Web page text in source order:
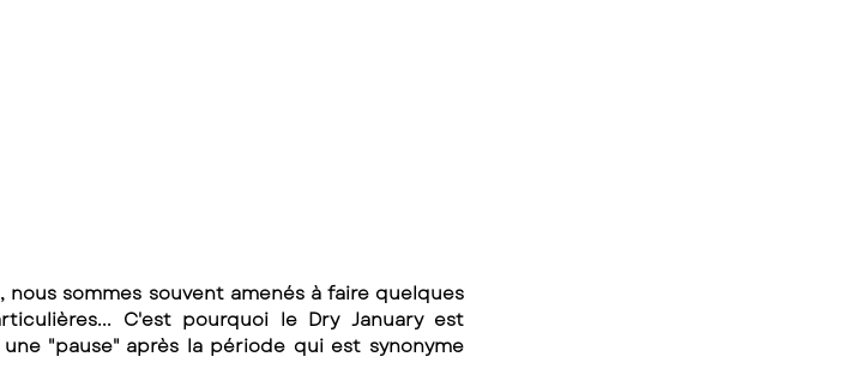
sommes souvent amenés à faire quelques
C'est pourquoi le Dry January est
"pause" après la période qui est synonyme